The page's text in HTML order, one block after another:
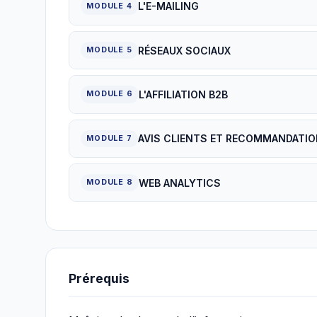
MODULE 4 L'E-MAILING
MODULE 5 RÉSEAUX SOCIAUX
MODULE 6 L'AFFILIATION B2B
MODULE 7 AVIS CLIENTS ET
MODULE 8 WEB ANALYTICS
Prérequis